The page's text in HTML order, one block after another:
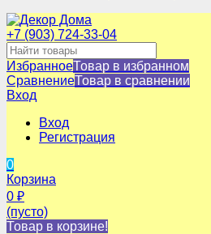
+7 (903) 724-33-04
ИзбранноеТовар в избранном
СравнениеТовар в сравнении
Вход
Вход
Регистрация
0
Корзина
0 ₽
(пусто)
Товар в корзине!